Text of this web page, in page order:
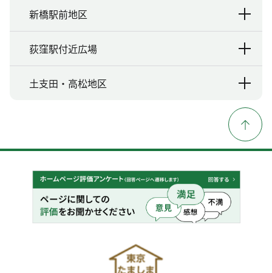
新橋駅前地区
荻窪駅付近広場
土支田・高松地区